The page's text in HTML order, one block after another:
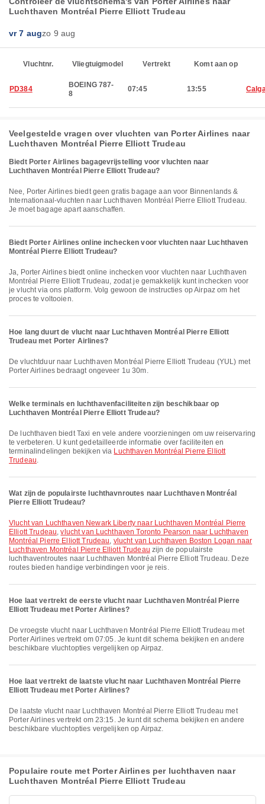
Luchthaven Montréal Pierre Elliott Trudeau
vr 7 augzo 9 aug
Vluchtnr. Vliegtuigmodel Vertrekt Komt aan op
PD384
BOEING 787-
8
07:45 13:55
Veelgestelde vragen over vluchten van Porter Airlines naar
Luchthaven Montréal Pierre Elliott Trudeau
Biedt Porter Airlines bagagevrijstelling voor vluchten naar
Luchthaven Montréal Pierre Elliott Trudeau?
Nee, Porter Airlines biedt geen gratis bagage aan voor Binnenlands &
Internationaal-vluchten naar Luchthaven Montréal Pierre Elliott Trudeau.
Je moet bagage apart aanschaffen.
Biedt Porter Airlines online inchecken voor vluchten naar Luchthaven
Montréal Pierre Elliott Trudeau?
Ja, Porter Airlines biedt online inchecken voor vluchten naar Luchthaven
Montréal Pierre Elliott Trudeau, zodat je gemakkelijk kunt inchecken voor
je vlucht via ons platform. Volg gewoon de instructies op Airpaz om het
proces te voltooien.
Hoe lang duurt de vlucht naar Luchthaven Montréal Pierre Elliott
Trudeau met Porter Airlines?
De vluchtduur naar Luchthaven Montréal Pierre Elliott Trudeau (YUL) met
Porter Airlines bedraagt ongeveer 1u 30m.
Welke terminals en luchthavenfaciliteiten zijn beschikbaar op
Luchthaven Montréal Pierre Elliott Trudeau?
De luchthaven biedt Taxi en vele andere voorzieningen om uw reiservaring
te verbeteren. U kunt gedetailleerde informatie over faciliteiten en
terminalindelingen bekijken via Luchthaven Montréal Pierre Elliott
Trudeau.
Wat zijn de populairste luchthavnroutes naar Luchthaven Montréal
Pierre Elliott Trudeau?
vlucht van Luchthaven Newark Liberty naar Luchthaven Montréal Pierre
Elliott Trudeau,vlucht van Luchthaven Toronto Pearson naar Luchthaven
Montréal Pierre Elliott Trudeau, vlucht van Luchthaven Boston Logan naar
Luchthaven Montréal Pierre Elliott Trudeau zijn de populairste
luchthaventroutes naar Luchthaven Montréal Pierre Elliott Trudeau. Deze
routes bieden handige verbindingen voor je reis.
Hoe laat vertrekt de eerste vlucht naar Luchthaven Montréal Pierre
Elliott Trudeau met Porter Airlines?
De vroegste vlucht naar Luchthaven Montréal Pierre Elliott Trudeau met
Porter Airlines vertrekt om 07:05. Je kunt dit schema bekijken en andere
beschikbare vluchtopties vergelijken op Airpaz.
Hoe laat vertrekt de laatste vlucht naar Luchthaven Montréal Pierre
Elliott Trudeau met Porter Airlines?
De laatste vlucht naar Luchthaven Montréal Pierre Elliott Trudeau met
Porter Airlines vertrekt om 23:15. Je kunt dit schema bekijken en andere
beschikbare vluchtopties vergelijken op Airpaz.
Populaire route met Porter Airlines per luchthaven naar
Luchthaven Montréal Pierre Elliott Trudeau